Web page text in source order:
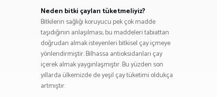
Neden bitki çayları tüketmeliyiz?
Bitkilerin sağlığı koruyucu pek çok madde
taşıdığının anlaşılması, bu maddeleri tabiattan
doğrudan almak isteyenleri bitkisel çay içmeye
yönlendirmiştir. Bilhassa antioksidanları çay
içerek almak yaygınlaşmıştır. Bu yüzden son
yıllarda ülkemizde de yeşil çay tüketimi oldukça
artmıştır.